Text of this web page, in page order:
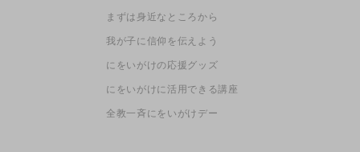
まずは身近なところから
我が子に信仰を伝えよう
にをいがけの応援グッズ
にをいがけに活用できる講座
全教一斉にをいがけデー